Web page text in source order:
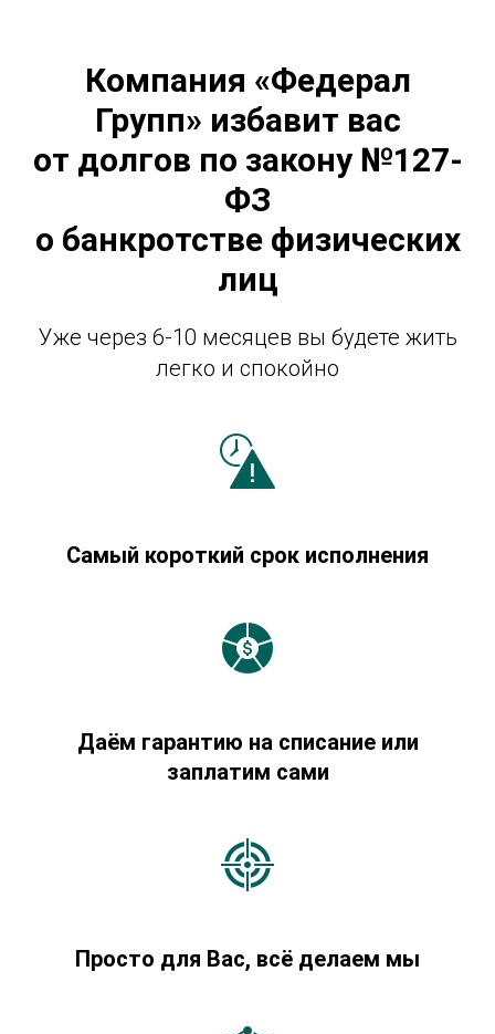
Компания «Федерал
Групп» избавит вас
от долгов по закону №127-
ФЗ
о банкротстве физических
лиц
Уже через 6-10 месяцев вы будете жить
легко и спокойно
Самый короткий срок исполнения
Даём гарантию на списание или
заплатим сами
Просто для Вас, всё делаем мы